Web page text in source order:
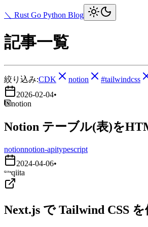
＼ Rust Go Python Blog
記事一覧
絞り込み:CDK notion #tailwindcss
2026-02-04•
notion
Notion テーブル(表)を
notionnotion-apitypescript
2024-04-06•
qiita
Next.js で Tailwind CSS